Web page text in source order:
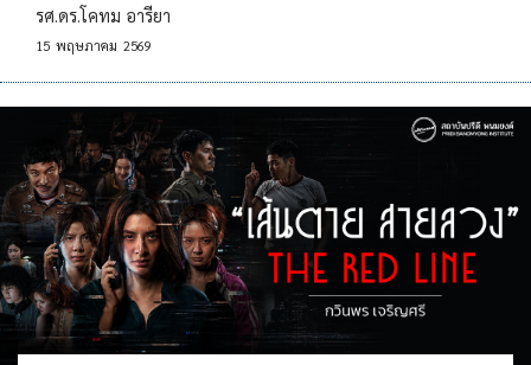
รศ.ดร.โคทม อารียา
15 พฤษภาคม 2569